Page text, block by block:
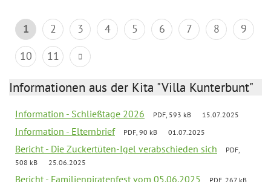
1 2 3 4 5 6 7 8
9
10
11
Informationen aus der Kita "Villa Kunterbunt"
Information - Schließtage 2026 PDF, 593 kB 15.07.2025
Information - Elternbrief PDF, 90 kB 01.07.2025
Bericht - Die Zuckertüten-Igel verabschieden sich
PDF,
508 kB
25.06.2025
Bericht - Familienpiratenfest vom 05.06.2025 PDF, 267 kB